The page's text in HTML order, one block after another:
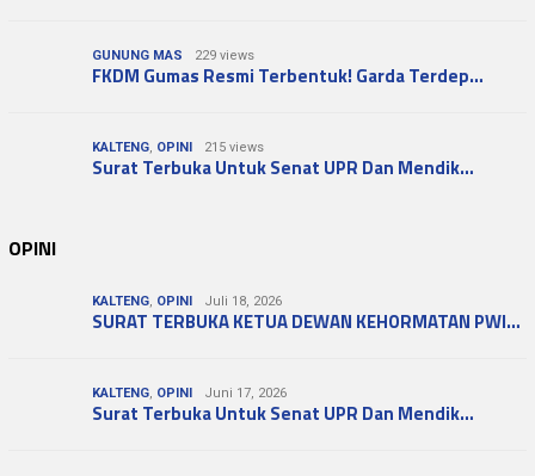
GUNUNG MAS 229 views
FKDM Gumas Resmi Terbentuk! Garda Terdep…
KALTENG, OPINI 215 views
Surat Terbuka Untuk Senat UPR Dan Mendik…
OPINI
KALTENG, OPINI Juli 18, 2026
SURAT TERBUKA KETUA DEWAN KEHORMATAN PWI…
KALTENG, OPINI Juni 17, 2026
Surat Terbuka Untuk Senat UPR Dan Mendik…